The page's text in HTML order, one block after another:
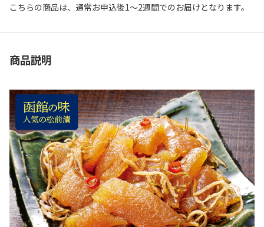
こちらの商品は、通常お申込後1～2週間でのお届けとなります。
商品説明